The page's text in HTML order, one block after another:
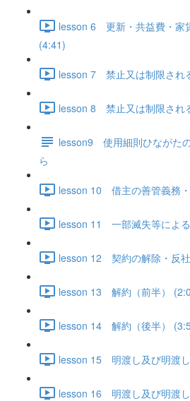
lesson 6 更新・共益費・家
(4:41)
lesson 7 禁止又は制限され
lesson 8 禁止又は制限され
lesson9 使用細則ひながた
ら
lesson 10 借主の善管義務
lesson 11 一部滅失等によ
lesson 12 契約の解除・反
lesson 13 解約（前半）
lesson 14 解約（後半）
lesson 15 明渡し及び明渡
lesson 16 明渡し及び明渡